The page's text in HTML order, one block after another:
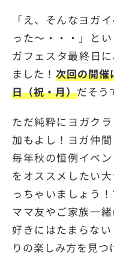
「え、そんなヨガ
った〜・・・」と
ガフェスタ最終日
ました！ 次回の開
日（祝・月）だそう
ただ純粋にヨガク
加もよし！ヨガ仲
毎年秋の恒例イベ
をオススメしたい
っちゃいましょう！
ママ友やご家族一
好きにはたまらな
りの楽しみ方を見つ